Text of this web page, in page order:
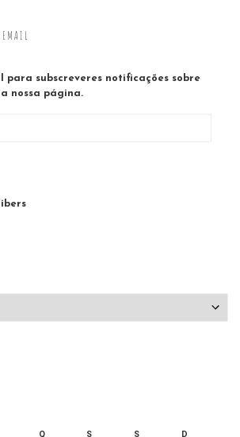
para subscreveres notificações sobre
nossa página.
Q S S D